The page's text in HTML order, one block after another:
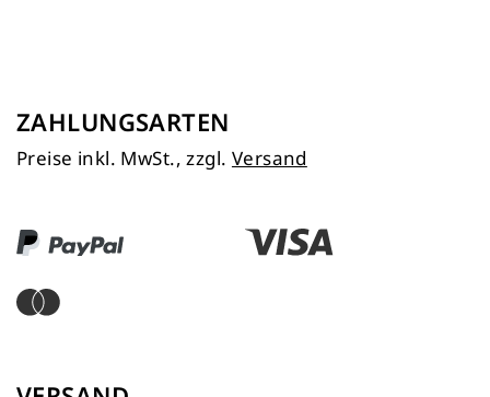
ZAHLUNGSARTEN
Preise inkl. MwSt., zzgl. Versand